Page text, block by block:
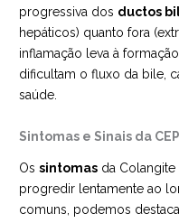
progressiva dos ductos
hepáticos) quanto fora
inflamação leva à
dificultam o fluxo da bile,
saúde.
Sintomas e Sinais da CEP
Os sintomas da
progredir lentamente ao
comuns, podemos